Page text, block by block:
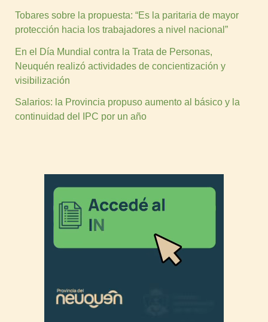
Tobares sobre la propuesta: “Es la paritaria de mayor
protección hacia los trabajadores a nivel nacional”
En el Día Mundial contra la Trata de Personas,
Neuquén realizó actividades de concientización y
visibilización
Salarios: la Provincia propuso aumento al básico y la
continuidad del IPC por un año